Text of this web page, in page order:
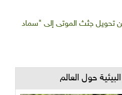
تحويل جثث الموتى إلى "سماد
حول العالم